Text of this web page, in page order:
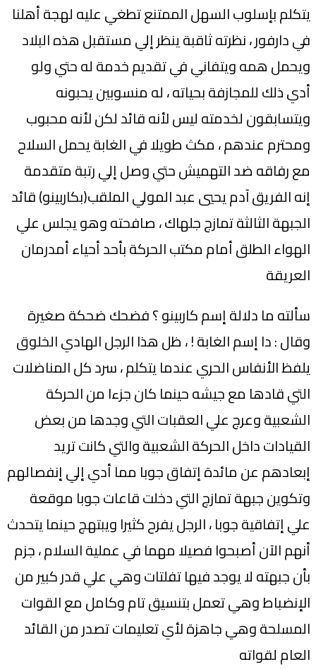
يتكلم بإسلوب السهل الممتنع تطغي عليه لهجة أهلنا
في دارفور ، نظرته ثاقبة ينظر إلي مستقبل هذه البلاد
ويحمل همه ويتفاني في تقديم خدمة له حتي ولو
أدي ذلك للمجازفة بحياته ، له منسوبين يحبونه
ويتسابقون لخدمته ليس لأنه قائد لكن لأنه محبوب
ومحترم عندهم ، مكث طويلا في الغابة يحمل السلاح
مع رفاقه ضد التهميش حتي وصل إلي رتبة متقدمة
إنه الفريق آدم يحيي عبد المولي الملقب(بكاربينو) قائد
الجبهة الثالثة تمازج جلهاك ، صافحته وهو يجلس علي
الهواء الطلق أمام مكتب الحركة بأحد أحياء أمدرمان
العريقة
سألته ما دلالة إسم كاربينو ؟ فضحك ضحكة صغيرة
وقال : دا إسم الغابة ! ، ظل هذا الرجل الهادي الخلوق
يلفظ الأنفاس الحري عندما يتكلم ، سرد كل المناضلات
التي قادها مع جيشه حينما كان جزءا من الحركة
الشعبية وعرج علي العقبات التي وجدها من بعض
القيادات داخل الحركة الشعبية والتي كانت تريد
إبعادهم عن مائدة إتفاق جوبا مما أدي إلي إنفصالهم
وتكوين جبهة تمازج التي دخلت قاعات جوبا موقعة
علي إتفاقية جوبا ، الرجل يفرح كثيرا ويبتهج حينما يتحدث
أنهم الآن أصبحوا فصيلا مهما في عملية السلام ، جزم
بأن جبهته لا يوجد فيها تفلتات وهي علي قدر كبير من
الإنضباط وهي تعمل بتنسيق تام وكامل مع القوات
المسلحة وهي جاهزة لأي تعليمات تصدر من القائد
العام لقواته